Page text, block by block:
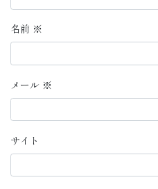
名前 ※
メール ※
サイト